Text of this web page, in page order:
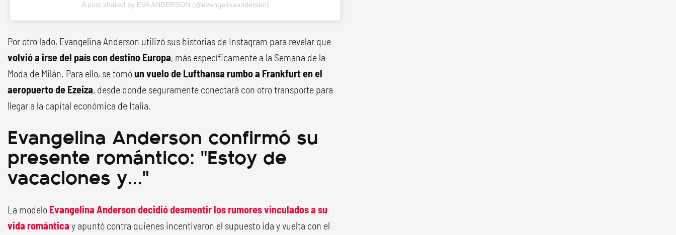
A post shared by EVA ANDERSON (@evangelinaanderson)
Por otro lado, Evangelina Anderson utilizó sus historias de Instagram para revelar que
volvió a irse del país con destino Europa, más específicamente a la Semana de la
Moda de Milán. Para ello, se tomóun vuelo de Lufthansa rumbo a Frankfurt en el
aeropuerto de Ezeiza, desde donde seguramente conectará con otro transporte para
llegar a la capital económica de Italia.
Evangelina Anderson confirmó su
presente romántico: "Estoy de
vacaciones y..."
La modelo Evangelina Anderson decidió desmentir los rumores vinculados a su
vida romántica y apuntó contra quienes incentivaron el supuesto ida y vuelta con el